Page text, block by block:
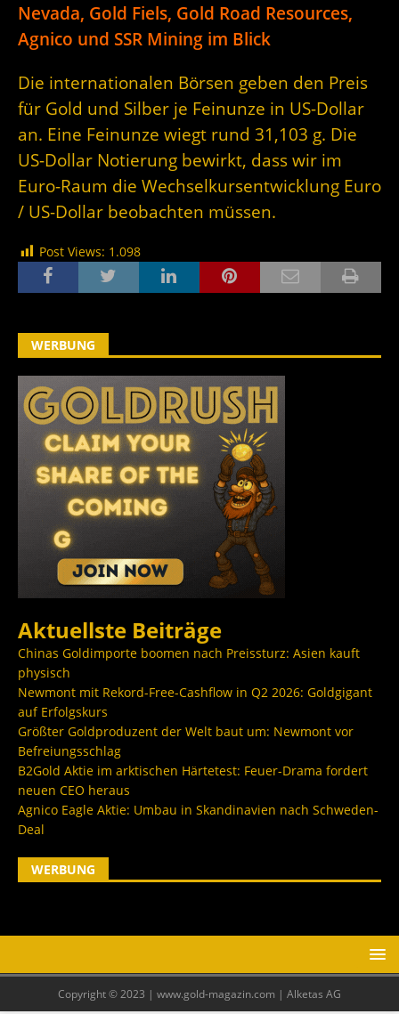
Nevada, Gold Fiels, Gold Road Resources,
Agnico und SSR Mining im Blick
Die internationalen Börsen geben den Preis
für Gold und Silber je Feinunze in US-Dollar
an. Eine Feinunze wiegt rund 31,103 g. Die
US-Dollar Notierung bewirkt, dass wir im
Euro-Raum die Wechselkursentwicklung Euro
/ US-Dollar beobachten müssen.
Post Views: 1.098
WERBUNG
Aktuellste Beiträge
Chinas Goldimporte boomen nach Preissturz: Asien kauft
physisch
Newmont mit Rekord-Free-Cashflow in Q2 2026: Goldgigant
auf Erfolgskurs
Größter Goldproduzent der Welt baut um: Newmont vor
Befreiungsschlag
B2Gold Aktie im arktischen Härtetest: Feuer-Drama fordert
neuen CEO heraus
Agnico Eagle Aktie: Umbau in Skandinavien nach Schweden-
Deal
WERBUNG
Copyright © 2023 | www.gold-magazin.com | Alketas AG